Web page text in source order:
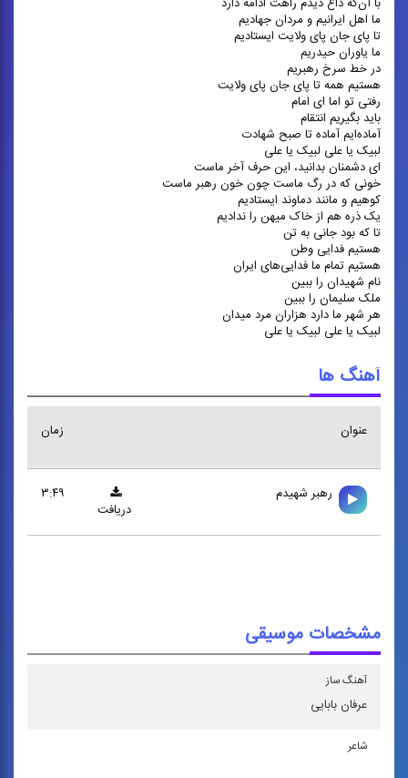
ما اهل ایرانیم و مردان جهادیم
تا پای جان پای ولایت ایستادیم
ما یاوران حیدریم
در خط سرخ رهبریم
هستیم همه تا پای جان پای ولایت
رفتی تو اما ای امام
باید بگیریم انتقام
آماده‌ایم آماده تا صبح شهادت
لبیک یا علی لبیک یا علی
ای دشمنان بدانید، این حرف آخر ماست
خونی که در رگ ماست چون خون رهبر ماست
کوهیم و مانند دماوند ایستادیم
یک ذره هم از خاک میهن را ندادیم
تا که بود جانی به تن
هستیم فدایی وطن
هستیم تمام ما فدایی‌های ایران
نام شهیدان را ببین
ملک سلیمان را ببین
هر شهر ما دارد هزاران مرد میدان
لبیک یا علی لبیک یا علی
آهنگ ها
عنوان زمان
رهبر شهيدم
۳:۴۹
دریافت
مشخصات موسیقی
آهنگ ساز
عرفان بابایی
شاعر